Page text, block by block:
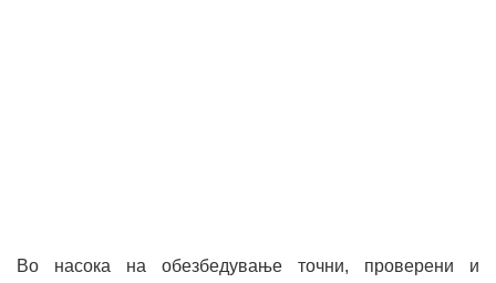
Во насока на обезбедување точни, проверени и